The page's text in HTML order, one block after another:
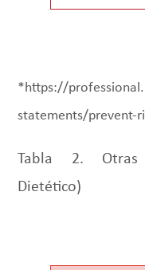
*https://
statements/prevent-
Tabla 2. Otras
Dietético)